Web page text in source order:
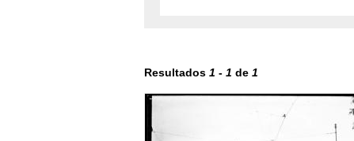
Resultados 1 - 1 de 1